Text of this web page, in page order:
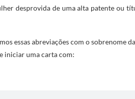
desprovida de uma alta patente ou
essas abreviações com o sobrenome
iniciar uma carta com: